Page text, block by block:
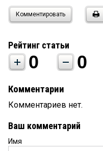
Комментировать
Рейтинг статьи
0 0
Комментарии
Комментариев нет.
Ваш комментарий
Имя